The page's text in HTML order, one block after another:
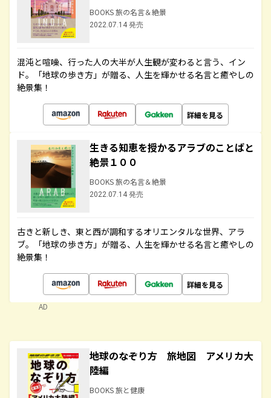
BOOKS 旅の名言＆絶景
2022.07.14 発売
混沌と喧噪、行った人の大半が人生観が変わると言う、イン
ド。「地球の歩き方」が贈る、人生を輝かせる名言と癒やしの
絶景集！
詳細を見る
生きる知恵を授かるアラブのことばと
絶景１００
BOOKS 旅の名言＆絶景
2022.07.14 発売
古きと新しき、東と西が調和するオリエンタルな世界、アラ
ブ。「地球の歩き方」が贈る、人生を輝かせる名言と癒やしの
絶景集！
詳細を見る
AD
地球のなぞり方 旅地図 アメリカ大
陸編
BOOKS 旅と健康